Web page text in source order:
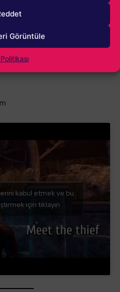
Görüntüle
da heyecanlı bir yapım
yerdesiniz demektir. Size
evlere girerek hırsızlık
çoğaltarak zengin olmaya
kabul etmek ve bu
için tıklayın